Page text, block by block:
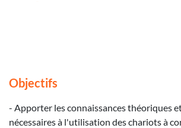
Objectifs
- Apporter les connaissances théoriques
nécessaires à l'utilisation des chariots à